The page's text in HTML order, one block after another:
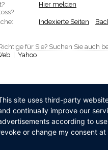
Hier melden
Indexierte Seiten
für Sie? Suchen Sie auch
Yahoo
site uses third-party
continually improve our
according to
or change my consent